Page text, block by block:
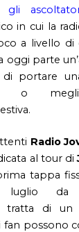
gli
in cui la
a livello di
oggi parte
portare
o
Radio
al tour di
tappa
luglio da
tratta di un
fan possono